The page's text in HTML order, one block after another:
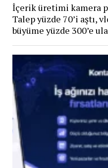
İçerik üretimi kamera
Talep yüzde 70’i aştı,
büyüme yüzde 300’e